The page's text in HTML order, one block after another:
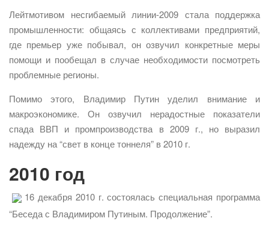
Лейтмотивом несгибаемый линии-2009 стала поддержка
промышленности: общаясь с коллективами предприятий,
где премьер уже побывал, он озвучил конкретные меры
помощи и пообещал в случае необходимости посмотреть
проблемные регионы.
Помимо этого, Владимир Путин уделил внимание и
макроэкономике. Он озвучил нерадостные показатели
спада ВВП и промпроизводства в 2009 г., но выразил
надежду на “свет в конце тоннеля” в 2010 г.
2010 год
16 декабря 2010 г. состоялась специальная программа
“Беседа с Владимиром Путиным. Продолжение”.